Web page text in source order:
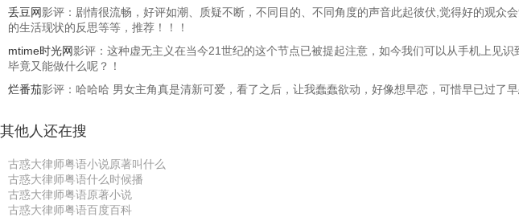
丢豆网影评：剧情很流畅，好评如潮、质疑不断，不同目的、不同角度的声音此起彼伏,觉得好的观
的生活现状的反思等等，推荐！！！
mtime时光网影评：这种虚无主义在当今21世纪的这个节点已被提起注意，如今我们可以从手机上见
毕竟又能做什么呢？！
烂番茄影评：哈哈哈 男女主角真是清新可爱，看了之后，让我蠢蠢欲动，好像想早恋，可惜早已过了
其他人还在搜
古惑大律师粤语小说原著叫什么
古惑大律师粤语什么时候播
古惑大律师粤语原著小说
古惑大律师粤语百度百科